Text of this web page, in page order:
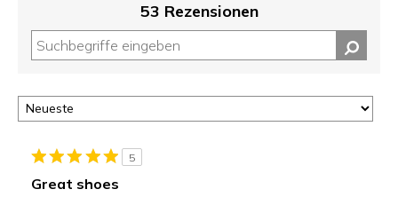
53 Rezensionen
5
Great shoes